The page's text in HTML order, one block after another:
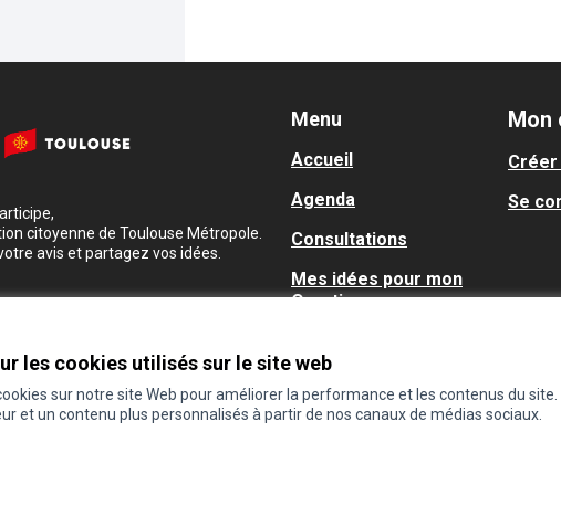
les cookies utilisés sur le site web
sur notre site Web pour améliorer la performance et les contenus du
et un contenu plus personnalisés à partir de nos canaux de médias sociaux.
citoyenne de Toulouse Métropole.
avis et partagez vos idées.
Menu
Accueil
Agenda
Consultations
Mes idées pour mon
Quartier
Outils & Ressources
Mon
Créer
Se